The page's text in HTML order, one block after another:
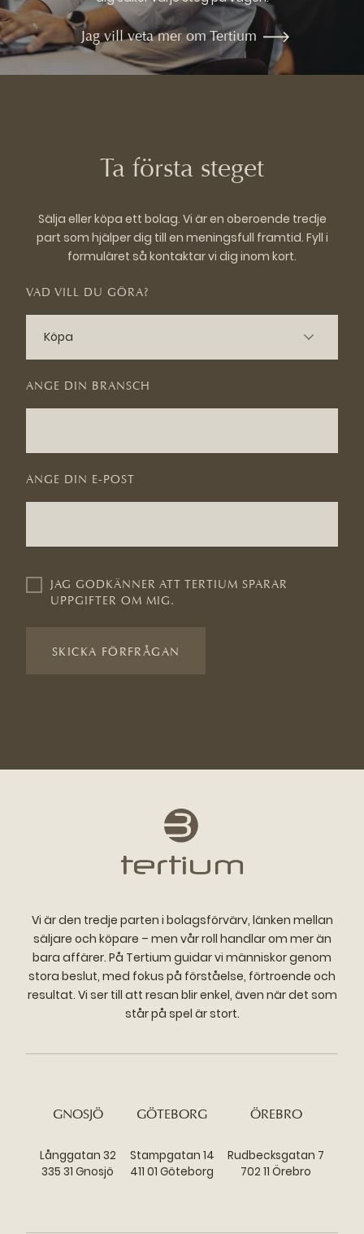
Jag vill veta mer om Tertium
Ta första steget
Sälja eller köpa ett bolag. Vi är en oberoende tredje
part som hjälper dig till en meningsfull framtid. Fyll i
formuläret så kontaktar vi dig inom kort.
VAD VILL DU GÖRA?
ANGE DIN BRANSCH
ANGE DIN E-POST
JAG GODKÄNNER ATT TERTIUM SPARAR
UPPGIFTER OM MIG.
Vi är den tredje parten i bolagsförvärv, länken mellan
säljare och köpare – men vår roll handlar om mer än
bara affärer. På Tertium guidar vi människor genom
stora beslut, med fokus på förståelse, förtroende och
resultat. Vi ser till att resan blir enkel, även när det som
står på spel är stort.
GNOSJÖ
Långgatan 32
335 31 Gnosjö
GÖTEBORG
Stampgatan 14
411 01 Göteborg
ÖREBRO
Rudbecksgatan 7
702 11 Örebro